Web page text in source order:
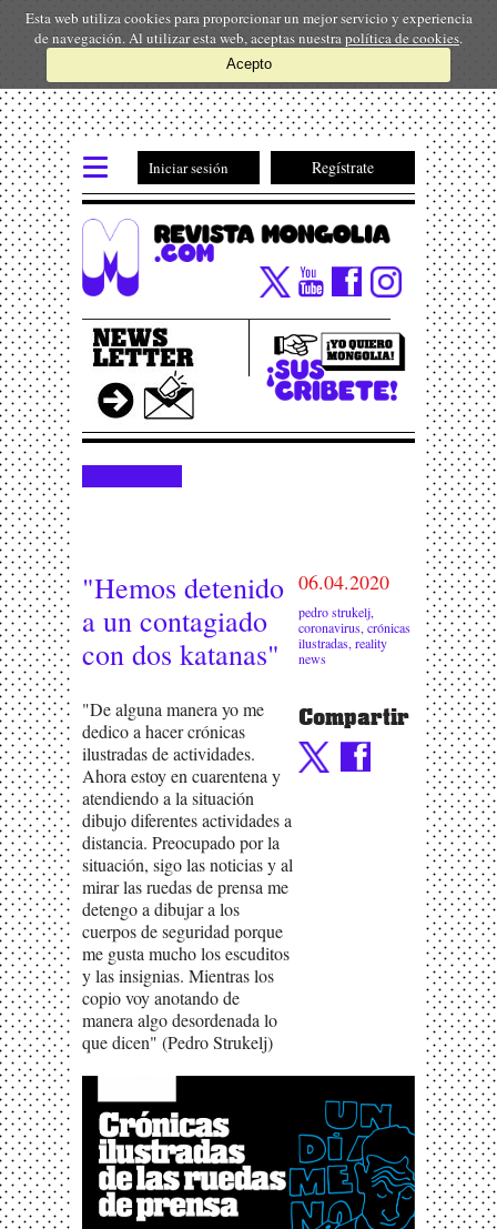
Esta web utiliza cookies para proporcionar un mejor servicio y experiencia
de navegación. Al utilizar esta web, aceptas nuestra política de cookies.
Acepto
Iniciar sesión Regístrate
"Hemos detenido
a un contagiado
con dos katanas"
"De alguna manera yo me
dedico a hacer crónicas
ilustradas de actividades.
Ahora estoy en cuarentena y
atendiendo a la situación
dibujo diferentes actividades a
distancia. Preocupado por la
situación, sigo las noticias y al
mirar las ruedas de prensa me
detengo a dibujar a los
cuerpos de seguridad porque
me gusta mucho los escuditos
y las insignias. Mientras los
copio voy anotando de
manera algo desordenada lo
que dicen" (Pedro Strukelj)
06.04.2020
pedro strukelj,
coronavirus, crónicas
ilustradas, reality
news
Compartir